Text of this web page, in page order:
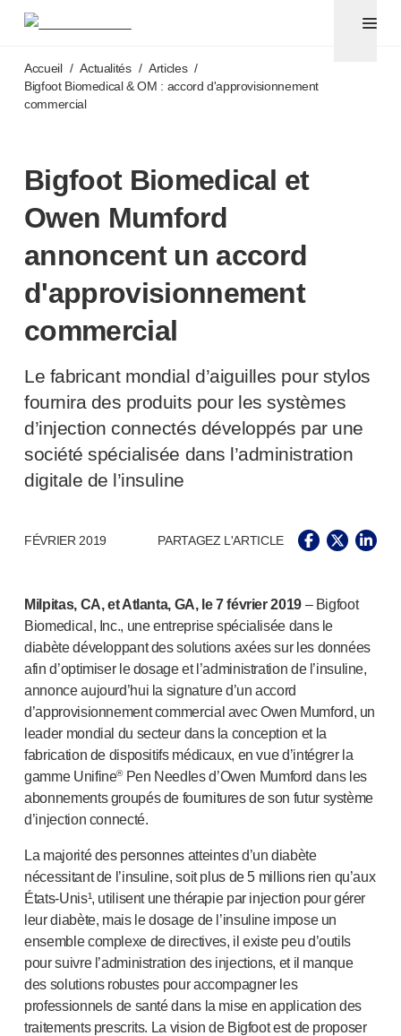
Aiguilles pour stylos et seringues avec aiguilles
®
Unifine Pentips
Unifine Pentips Plus
Ponction veineuse
Unistik
VacuFlip
Tests auprès des patients
Unistik®3
Unistik Touch
Unistik®Heelstik
Unilet
®
Santé pelvienne
Empelvic®
Amielle Care
Amielle Comfort
AutoDrop
Monofilaments Neuropen®
Neurotips
Dispositifs d’auto-injection
Aidaptus®autoinjecteur
EcoSafe
®
seringue de sécurité
Autoinjecteur réutilisable EcoSafe
companion
Autoject 2
Autopen
Systèmes d’administration de médicaments
NOS PLATEFORMES
EcoSafe ®
EcoSafe®seringue de sécurité
Autoinjecteur réutilisable EcoSafe®companion
NOTRE EXPERTISE
Services pharmaceutiques
Capacités de fabrication
Gestion des opérations
Gestion de la chaîne d’approvisionnement
Accueil / Actualités / Articles /
Bigfoot Biomedical & OM : accord d'approvisionnement
commercial
Bigfoot Biomedical et
Owen Mumford
annoncent un accord
d'approvisionnement
commercial
Le fabricant mondial d’aiguilles pour stylos
fournira des produits pour les systèmes
d’injection connectés développés par une
société spécialisée dans l’administration
digitale de l’insuline
FÉVRIER 2019 PARTAGEZ L'ARTICLE
Milpitas, CA, et Atlanta, GA, le 7 février 2019– Bigfoot
Biomedical, Inc., une entreprise spécialisée dans le
diabète développant des solutions axées sur les données
afin d’optimiser le dosage et l’administration de l’insuline,
annonce aujourd’hui la signature d’un accord
d’approvisionnement commercial avec Owen Mumford, un
leader mondial du secteur dans la conception et la
fabrication de dispositifs médicaux, en vue d’intégrer la
gamme Unifine®Pen Needles d’Owen Mumford dans les
abonnements groupés de fournitures de son futur système
d’injection connecté.
La majorité des personnes atteintes d’un diabète
nécessitant de l’insuline, soit plus de 5 millions rien qu’aux
États-Unis¹, utilisent une thérapie par injection pour gérer
leur diabète, mais le dosage de l’insuline impose un
ensemble complexe de directives, il existe peu d’outils
pour suivre l’administration des injections, et il manque
des solutions robustes pour accompagner les
professionnels de santé dans la mise en application des
traitements prescrits. La vision de Bigfoot est de proposer